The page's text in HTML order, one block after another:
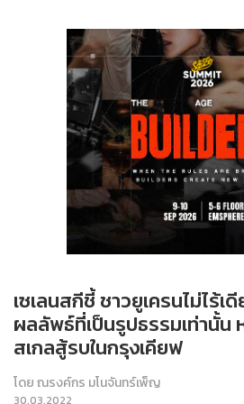
เซเลนสกีชี้ ชาวยูเครนไม่ไร้เ
ผลลัพธ์ที่เป็นรูปธรรมเท่านั้น
สเกลสู้รบในกรุงเคียฟ
โดยณรงค์กร มโนจันทร์เพ็ญ